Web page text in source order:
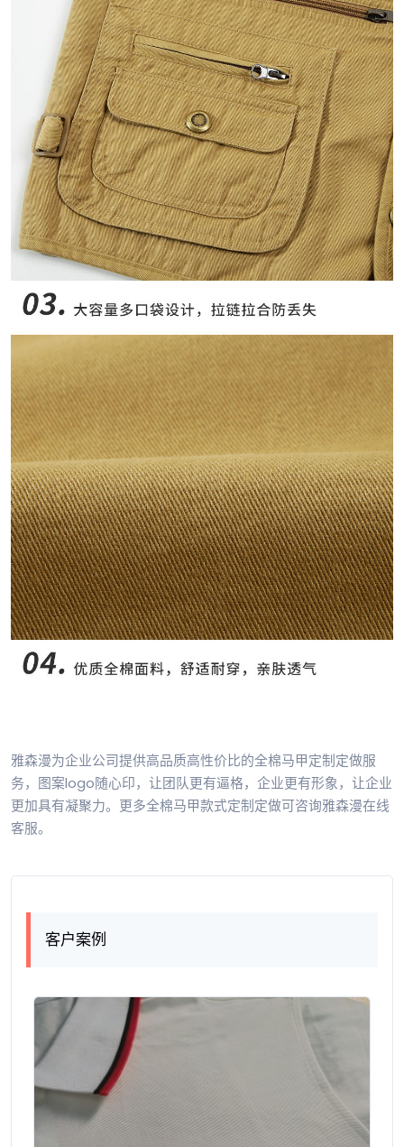
雅森漫为企业公司提供高品质高性价比的全棉马甲定制定做服
务，图案logo随心印，让团队更有逼格，企业更有形象，让企业
更加具有凝聚力。更多全棉马甲款式定制定做可咨询雅森漫在线
客服。
客户案例